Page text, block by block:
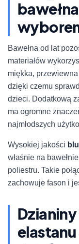
Bawełna od lat
materiałów
miękka,
dzięki czemu
dzieci. Dodatkową
ma ogromne
najmłodszych
Wysokiej jakości
właśnie na
poliestru. Takie
zachowuje fason i